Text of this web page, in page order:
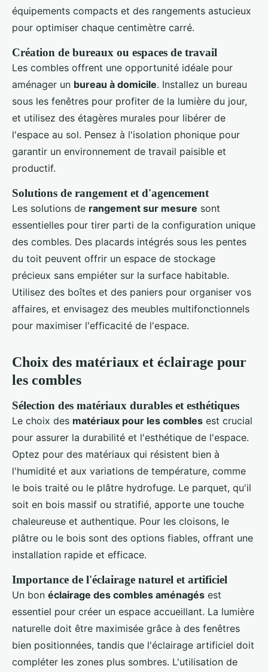
équipements compacts et des rangements astucieux
pour optimiser chaque centimètre carré.
Création de bureaux ou espaces de travail
Les combles offrent une opportunité idéale pour
aménager un bureau à domicile. Installez un bureau
sous les fenêtres pour profiter de la lumière du jour,
et utilisez des étagères murales pour libérer de
l'espace au sol. Pensez à l'isolation phonique pour
garantir un environnement de travail paisible et
productif.
Solutions de rangement et d'agencement
Les solutions de rangement sur mesure sont
essentielles pour tirer parti de la configuration unique
des combles. Des placards intégrés sous les pentes
du toit peuvent offrir un espace de stockage
précieux sans empiéter sur la surface habitable.
Utilisez des boîtes et des paniers pour organiser vos
affaires, et envisagez des meubles multifonctionnels
pour maximiser l'efficacité de l'espace.
Choix des matériaux et éclairage pour
les combles
Sélection des matériaux durables et esthétiques
Le choix des matériaux pour les combles est crucial
pour assurer la durabilité et l'esthétique de l'espace.
Optez pour des matériaux qui résistent bien à
l'humidité et aux variations de température, comme
le bois traité ou le plâtre hydrofuge. Le parquet, qu'il
soit en bois massif ou stratifié, apporte une touche
chaleureuse et authentique. Pour les cloisons, le
plâtre ou le bois sont des options fiables, offrant une
installation rapide et efficace.
Importance de l'éclairage naturel et artificiel
Un bon éclairage des combles aménagés est
essentiel pour créer un espace accueillant. La lumière
naturelle doit être maximisée grâce à des fenêtres
bien positionnées, tandis que l'éclairage artificiel doit
compléter les zones plus sombres. L'utilisation de